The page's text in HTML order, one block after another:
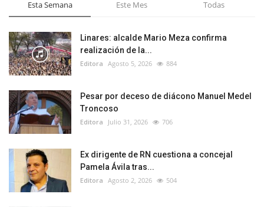
Esta Semana Este Mes Todas
Linares: alcalde Mario Meza confirma
realización de la...
Editora Agosto 5, 2026 884
Pesar por deceso de diácono Manuel Medel
Troncoso
Editora Julio 31, 2026 706
Ex dirigente de RN cuestiona a concejal
Pamela Ávila tras...
Editora Agosto 2, 2026 504